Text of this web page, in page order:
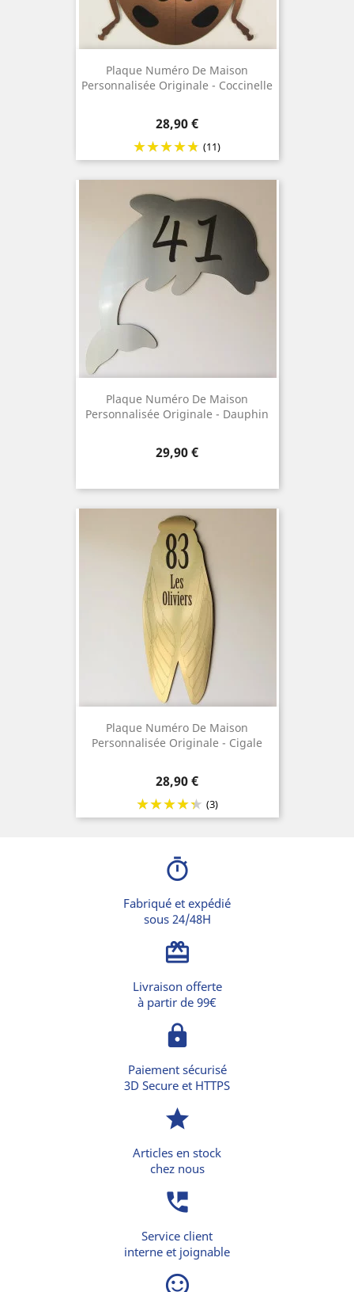
Plaque Numéro De Maison
Personnalisée Originale - Coccinelle
Prix
28,90 €
(11)
Plaque Numéro De Maison
Personnalisée Originale - Dauphin
Prix
29,90 €
Plaque Numéro De Maison
Personnalisée Originale - Cigale
Prix
28,90 €
(3)
timer
Fabriqué et expédié
sous 24/48H
card_giftcard
Livraison offerte
à partir de 99€
lock
Paiement sécurisé
3D Secure et HTTPS
star
Articles en stock
chez nous
perm_phone_msg
Service client
interne et joignable
sentiment_satisfied_alt